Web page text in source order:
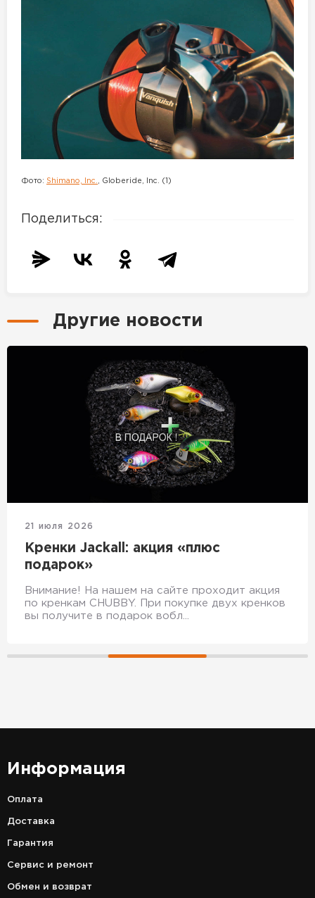
Фото: Shimano, Inc. , Globeride, Inc. (1)
Поделиться:
Другие новости
21 июля 2026
Кренки Jackall: акция «плюс
подарок»
Внимание! На нашем на сайте проходит акция
по кренкам CHUBBY. При покупке двух кренков
вы получите в подарок вобл...
Информация
Оплата
Доставка
Гарантия
Сервис и ремонт
Обмен и возврат